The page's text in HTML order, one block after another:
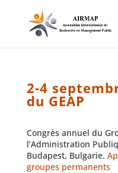
2-4
du GEAP
Congrès annuel du
l’Administration
Budapest, Bulgarie.
groupes permanents